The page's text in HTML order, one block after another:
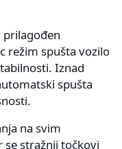
prilagođen
režim spušta vozilo
Iznad
spušta
na svim
stražnji točkovi